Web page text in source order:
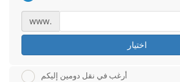
www.
اختيار
أرغب في نقل دومين إليكم